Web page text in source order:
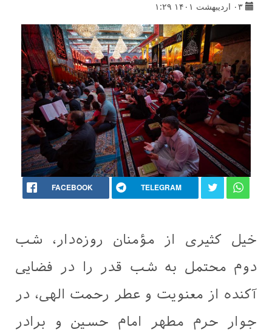
۰۳ اردیبهشت ۱۴۰۱ ۱:۲۹
FACEBOOK TELEGRAM
خیل کثیری از مؤمنان روزه‌دار، شب
دوم محتمل به شب قدر را در فضایی
آکنده از معنویت و عطر رحمت الهی، در
جوار حرم مطهر امام حسین و برادر